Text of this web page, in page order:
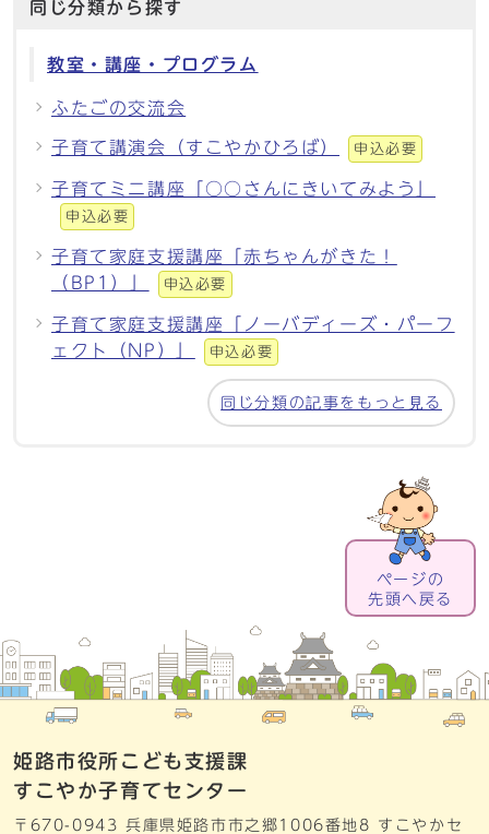
同じ分類から探す
教室・講座・プログラム
ふたごの交流会
子育て講演会（すこやかひろば） 申込必要
子育てミニ講座「○○さんにきいてみよう」
申込必要
子育て家庭支援講座「赤ちゃんがきた！
（BP1）」
申込必要
子育て家庭支援講座「ノーバディーズ・パーフ
ェクト（NP）」
申込必要
同じ分類の記事をもっと見る
ページの
先頭へ戻る
姫路市役所こども支援課
すこやか子育てセンター
〒670-0943 兵庫県姫路市市之郷1006番地8 すこやかセ